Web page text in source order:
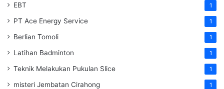
EBT 1
PT Ace Energy Service 1
Berlian Tomoli 1
Latihan Badminton 1
Teknik Melakukan Pukulan Slice 1
misteri Jembatan Cirahong 1